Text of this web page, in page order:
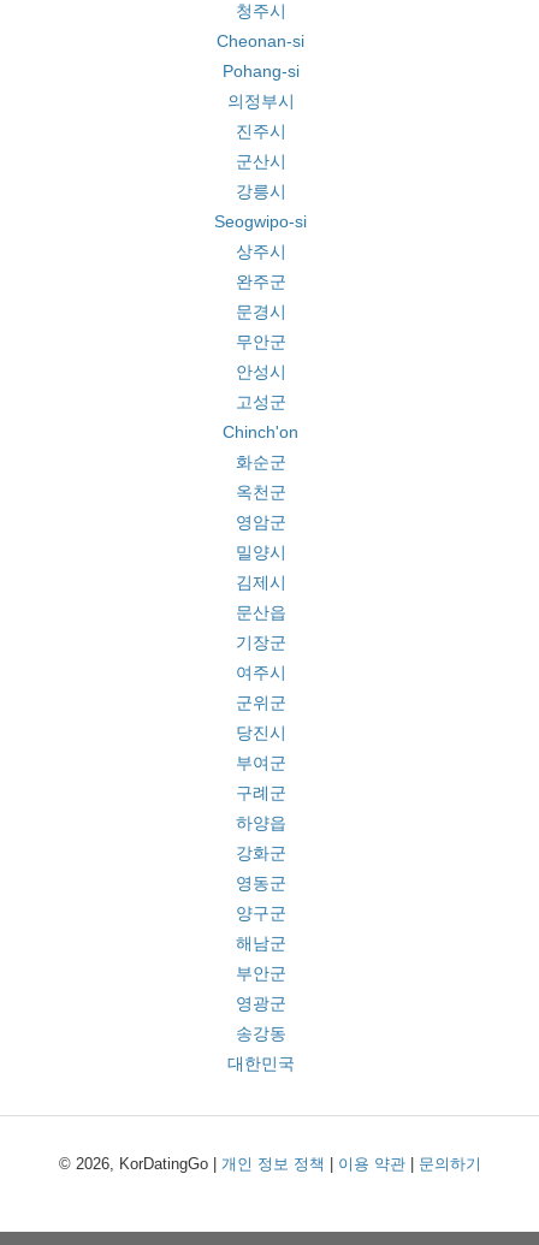
청주시
Cheonan-si
Pohang-si
의정부시
진주시
군산시
강릉시
Seogwipo-si
상주시
완주군
문경시
무안군
안성시
고성군
Chinch'on
화순군
옥천군
영암군
밀양시
김제시
문산읍
기장군
여주시
군위군
당진시
부여군
구례군
하양읍
강화군
영동군
양구군
해남군
부안군
영광군
송강동
대한민국
© 2026, KorDatingGo | 개인 정보 정책 이용 약관| 문의하기